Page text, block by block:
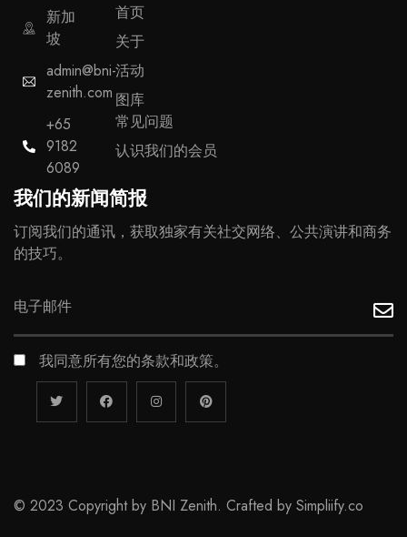
新加
坡
admin@bni-
zenith.com
+65
9182
6089
首页
关于
活动
图库
常见问题
认识我们的会员
我们的新闻简报
订阅我们的通讯，获取独家有关社交网络、公共演讲和商务
的技巧。
我同意所有您的条款和政策。
© 2023 Copyright by BNI Zenith. Crafted by Simpliify.co